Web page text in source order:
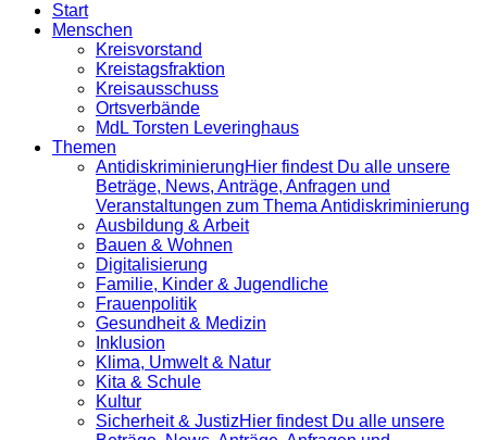
Start
Menschen
Kreisvorstand
Kreistagsfraktion
Kreisausschuss
Ortsverbände
MdL Torsten Leveringhaus
Themen
Antidiskrimi­nierungHier findest Du alle unsere
Beträge, News, Anträge, Anfragen und
Veranstaltungen zum Thema Antidiskriminierung
Ausbildung & Arbeit
Bauen & Wohnen
Digitalisierung
Familie, Kinder & Jugendliche
Frauenpolitik
Gesundheit & Medizin
Inklusion
Klima, Umwelt & Natur
Kita & Schule
Kultur
Sicherheit & JustizHier findest Du alle unsere